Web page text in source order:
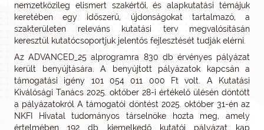
nemzetközileg elismert szakértői, és alapkutatási témájuk
keretében egy időszerű, újdonságokat tartalmazó, a
szakterületen releváns kutatási terv megvalósításán
keresztül kutatócsoportjuk jelentős fejlesztését tudják elérni.
Az ADVANCED_25 alprogramra 830 db érvényes pályázat
került benyújtására. A benyújtott pályázatok kapcsán a
támogatási igény 101 054 011 000 Ft volt. A Kutatási
Kiválósági Tanács 2025. október 28-i értékelő ülésén döntött
a pályázatokról A támogatói döntést 2025. október 31-én az
NKFI Hivatal tudományos társelnöke hozta meg, amely
értelmében 192 db kiemelkedő kutatói pályázat kap